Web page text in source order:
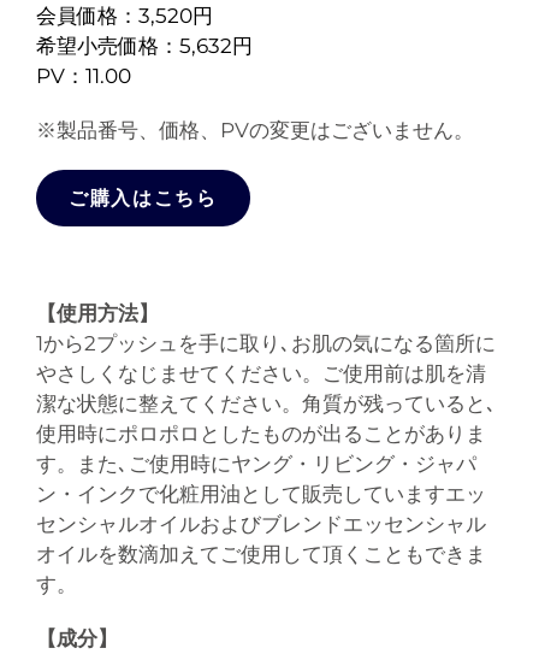
会員価格：3,520円
希望小売価格：5,632円
PV：11.00
※製品番号、価格、PVの変更はございません。
ご購入はこちら
【使用方法】
1から2プッシュを手に取り､お肌の気になる箇所に
やさしくなじませてください。ご使用前は肌を清
潔な状態に整えてください。角質が残っていると､
使用時にポロポロとしたものが出ることがありま
す。また､ご使用時にヤング・リビング・ジャパ
ン・インクで化粧用油として販売していますエッ
センシャルオイルおよびブレンドエッセンシャル
オイルを数滴加えてご使用して頂くこともできま
す。
【成分】